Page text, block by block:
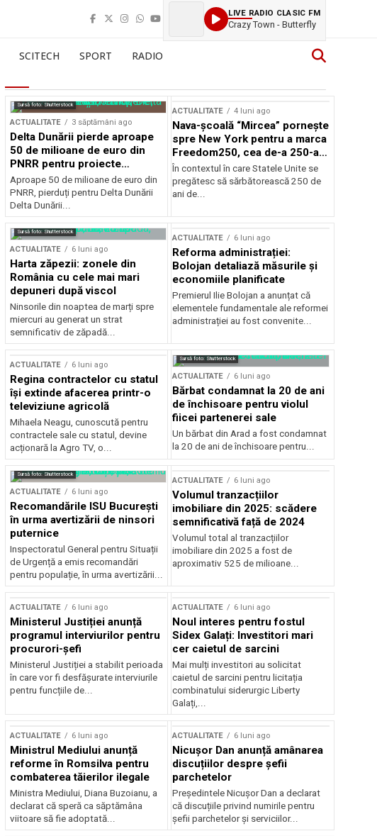
LIVE RADIO CLASIC FM
Crazy Town - Butterfly
SCITECH SPORT RADIO
Sursă foto: Shutterstock
ACTUALITATE 3 săptămâni ago
Delta Dunării pierde aproape
50 de milioane de euro din
PNRR pentru proiecte
esențiale
Aproape 50 de milioane de euro din
PNRR, pierduți pentru Delta Dunării
Delta Dunării...
ACTUALITATE 4 luni ago
Nava-școală “Mircea” pornește
spre New York pentru a marca
Freedom250, cea de-a 250-a
aniversare a Statelor Unite
În contextul în care Statele Unite se
pregătesc să sărbătorească 250 de
ani de...
Sursă foto: Shutterstock
ACTUALITATE 6 luni ago
Harta zăpezii: zonele din
România cu cele mai mari
depuneri după viscol
Ninsorile din noaptea de marți spre
miercuri au generat un strat
semnificativ de zăpadă...
ACTUALITATE 6 luni ago
Reforma administrației:
Bolojan detaliază măsurile și
economiile planificate
Premierul Ilie Bolojan a anunțat că
elementele fundamentale ale reformei
administrației au fost convenite...
ACTUALITATE 6 luni ago
Regina contractelor cu statul
își extinde afacerea printr-o
televiziune agricolă
Mihaela Neagu, cunoscută pentru
contractele sale cu statul, devine
acționară la Agro TV, o...
Sursă foto: Shutterstock
ACTUALITATE 6 luni ago
Bărbat condamnat la 20 de ani
de închisoare pentru violul
fiicei partenerei sale
Un bărbat din Arad a fost condamnat
la 20 de ani de închisoare pentru...
Sursă foto: Shutterstock
ACTUALITATE 6 luni ago
Recomandările ISU București
în urma avertizării de ninsori
puternice
Inspectoratul General pentru Situații
de Urgență a emis recomandări
pentru populație, în urma avertizării...
ACTUALITATE 6 luni ago
Volumul tranzacțiilor
imobiliare din 2025: scădere
semnificativă față de 2024
Volumul total al tranzacțiilor
imobiliare din 2025 a fost de
aproximativ 525 de milioane...
ACTUALITATE 6 luni ago
Ministerul Justiției anunță
programul interviurilor pentru
procurori-șefi
Ministerul Justiției a stabilit perioada
în care vor fi desfășurate interviurile
pentru funcțiile de...
ACTUALITATE 6 luni ago
Noul interes pentru fostul
Sidex Galați: Investitori mari
cer caietul de sarcini
Mai mulți investitori au solicitat
caietul de sarcini pentru licitația
combinatului siderurgic Liberty
Galați,...
ACTUALITATE 6 luni ago
Ministrul Mediului anunță
reforme în Romsilva pentru
combaterea tăierilor ilegale
Ministra Mediului, Diana Buzoianu, a
declarat că speră ca săptămâna
viitoare să fie adoptată...
ACTUALITATE 6 luni ago
Nicușor Dan anunță amânarea
discuțiilor despre șefii
parchetelor
Președintele Nicușor Dan a declarat
că discuțiile privind numirile pentru
șefii parchetelor și serviciilor...